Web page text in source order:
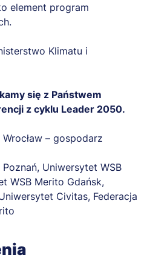
element program
Klimatu i
się z Państwem
z cyklu Leader 2050.
– gospodarz
Uniwersytet WSB
WSB Merito Gdańsk,
Civitas, Federacja